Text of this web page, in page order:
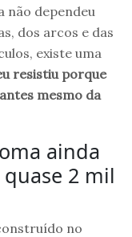
não dependeu
dos arcos e das
existe uma
resistiu porque
mesmo da
ainda
2 mil
no